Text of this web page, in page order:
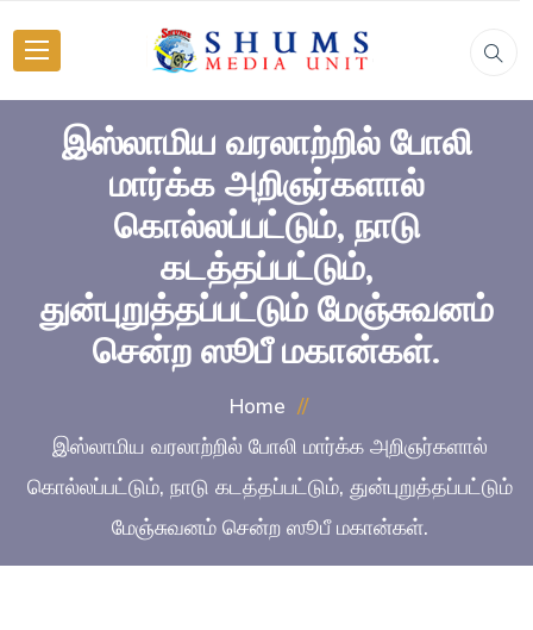
இஸ்லாமிய வரலாற்றில் போலி
மார்க்க அறிஞர்களால்
கொல்லப்பட்டும், நாடு
கடத்தப்பட்டும்,
துன்புறுத்தப்பட்டும் மேஞ்சுவனம்
சென்ற ஸூபீ மகான்கள்.
Home
இஸ்லாமிய வரலாற்றில் போலி மார்க்க அறிஞர்களால்
கொல்லப்பட்டும், நாடு கடத்தப்பட்டும், துன்புறுத்தப்பட்டும்
மேஞ்சுவனம் சென்ற ஸூபீ மகான்கள்.